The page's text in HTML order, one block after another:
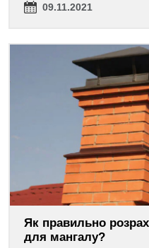
09.11.2021
Як правильно
для мангалу?